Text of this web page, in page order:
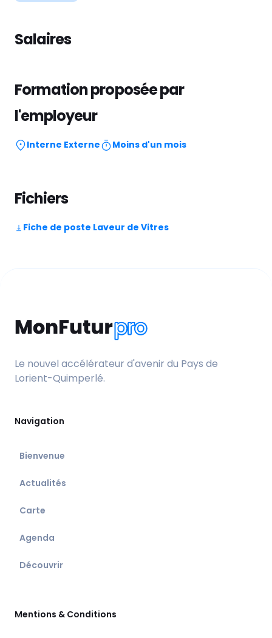
Salaires
Formation proposée par
l'employeur
Interne Externe Moins d'un mois
Fichiers
Fiche de poste Laveur de Vitres
Le nouvel accélérateur d'avenir du Pays de
Lorient-Quimperlé.
Navigation
Bienvenue
Actualités
Carte
Agenda
Découvrir
Mentions & Conditions